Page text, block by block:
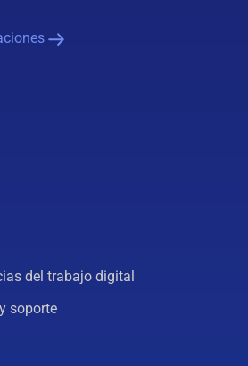
del trabajo digital
soporte